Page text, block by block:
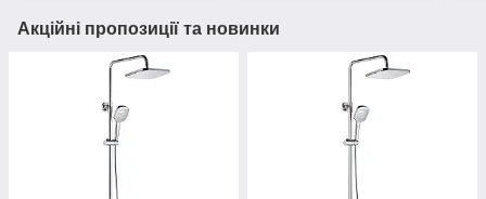
Акційні пропозиції та новинки